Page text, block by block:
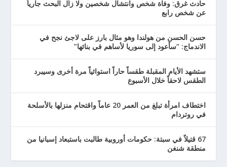
حادث غرق: وفاة شخص وانتشال شخصين ولا زال البحث جارياً
عن شخص رابع
حسن الحسن من هولندا وهو مثال بارز على لاجئ نجح في
الاندماج: “سأعود إلى سوريا لأساهم في بنائها”
ستشهد الأيام المقبلة طقساً حاراً استوائياً مرة أخرى وسيبرد
الطقس لاحقاً خلال الأسبوع
اختطاف امرأة تبلغ من العمر 20 عاماً واقتحام منزلها بالأسلحة
في روتردام
67 قتيلاً في سبتة: حكومات أوروبية طالبت باستبعاد إسبانيا من
منطقة شنغن